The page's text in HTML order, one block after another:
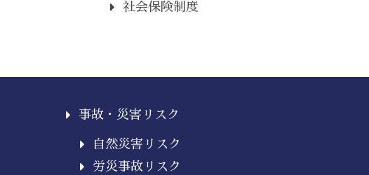
社会保険制度
事故・災害リスク
自然災害リスク
労災事故リスク